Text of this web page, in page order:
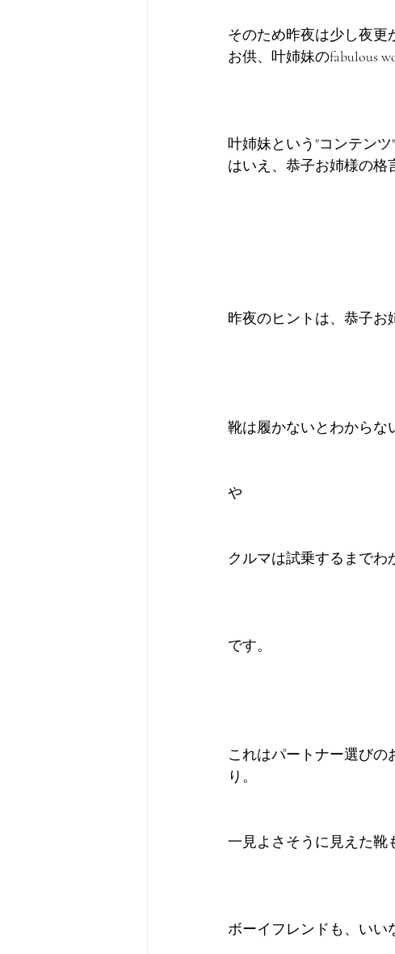
そのため昨夜は少し夜
お供、叶姉妹のfabulous
叶姉妹という"コンテン
はいえ、恭子お姉様の格
昨夜のヒントは、恭子お
靴は履かないとわからな
や
クルマは試乗するまでわ
です。
これはパートナー選び
り。
一見よさそうに見えた靴
ボーイフレンドも、いい